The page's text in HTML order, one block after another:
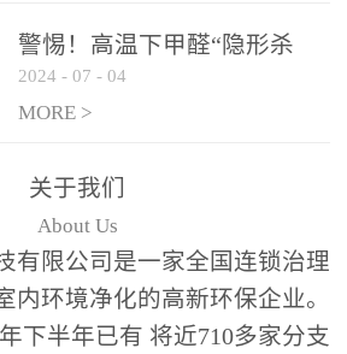
警惕！高温下甲醛“隐形杀
手”来袭，你的家安全吗？
2024 - 07 - 04
MORE >
关于我们
About Us
有限公司是一家全国连锁治理
内环境净化的高新环保企业。
下半年已有 将近710多家分支